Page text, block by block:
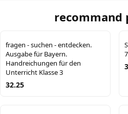
recommand
fragen - suchen - entdecken.
Ausgabe für Bayern.
Handreichungen für den
Unterricht Klasse 3
32.25